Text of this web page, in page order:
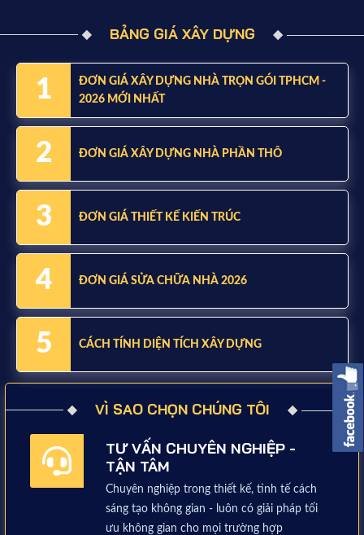
BẢNG GIÁ XÂY DỰNG
1
ĐƠN GIÁ XÂY DỰNG NHÀ TRỌN GÓI TPHCM -
2026 MỚI NHẤT
2 ĐƠN GIÁ XÂY DỰNG NHÀ PHẦN THÔ
3 ĐƠN GIÁ THIẾT KẾ KIẾN TRÚC
4 ĐƠN GIÁ SỬA CHỮA NHÀ 2026
5 CÁCH TÍNH DIỆN TÍCH XÂY DỰNG
VÌ SAO CHỌN CHÚNG TÔI
TƯ VẤN CHUYÊN NGHIỆP -
TẬN TÂM
Chuyên nghiệp trong thiết kế, tinh tế cách
sáng tạo không gian - luôn có giải pháp tối
ưu không gian cho mọi trường hợp